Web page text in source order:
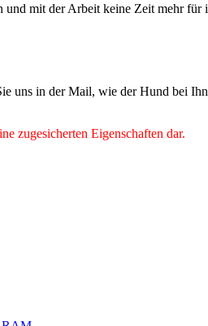
mit der Arbeit keine Zeit mehr für
uns in der Mail, wie der Hund bei
zugesicherten Eigenschaften dar.